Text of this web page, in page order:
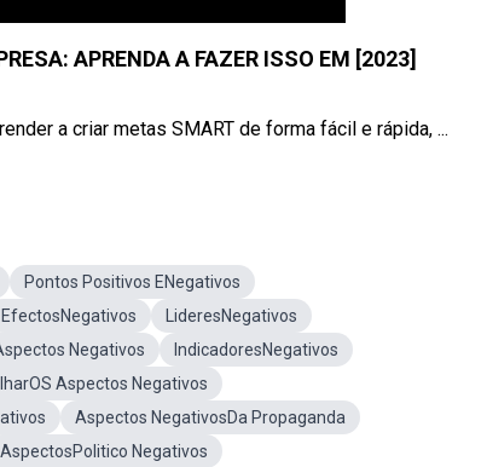
APRENDA A FAZER ISSO EM [2023]
a criar metas SMART de forma fácil e rápida, ...
Pontos Positivos ENegativos
EfectosNegativos
LideresNegativos
Negativos
IndicadoresNegativos
Aspectos Negativos
Aspectos NegativosDa Propaganda
AspectosPolitico Negativos